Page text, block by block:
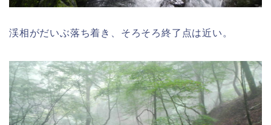
渓相がだいぶ落ち着き、そろそろ終了点は近い。